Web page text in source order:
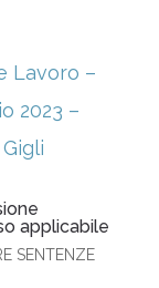
applicabile
SENTENZE